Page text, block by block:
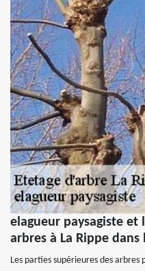
elagueur paysagiste et
arbres à La Rippe dans
Les parties supérieures des